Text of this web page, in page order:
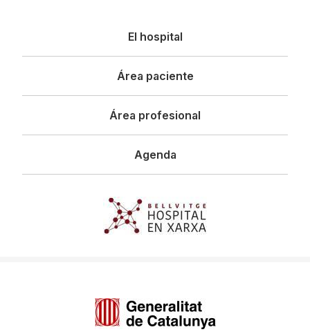
principal
El hospital
Área paciente
Área profesional
Agenda